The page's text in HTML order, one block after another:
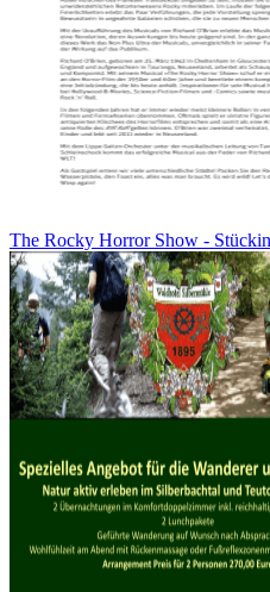
The Rocky Horror Show -